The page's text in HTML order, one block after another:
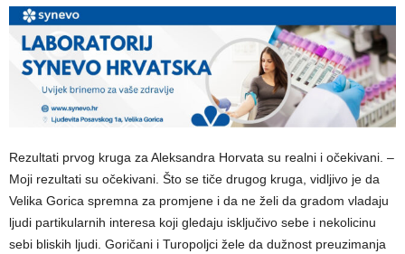
Rezultati prvog kruga za Aleksandra Horvata su realni i očekivani. –
Moji rezultati su očekivani. Što se tiče drugog kruga, vidljivo je da
Velika Gorica spremna za promjene i da ne želi da gradom vladaju
ljudi partikularnih interesa koji gledaju isključivo sebe i nekolicinu
sebi bliskih ljudi. Goričani i Turopoljci žele da dužnost preuzimanja